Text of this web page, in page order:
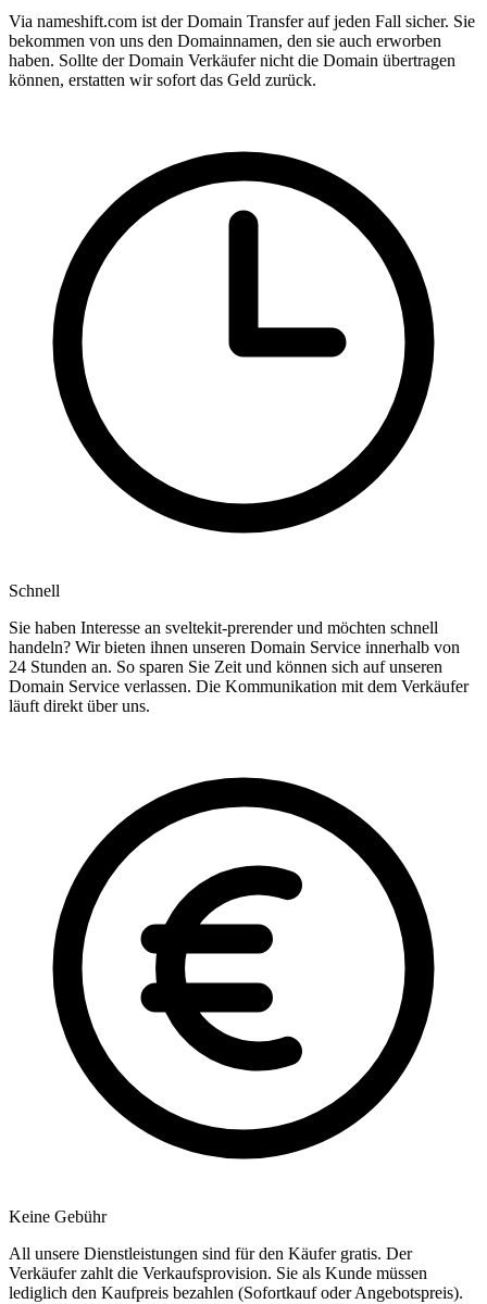
Via nameshift.com ist der Domain Transfer auf jeden Fall sicher. Sie
bekommen von uns den Domainnamen, den sie auch erworben
haben. Sollte der Domain Verkäufer nicht die Domain übertragen
können, erstatten wir sofort das Geld zurück.
Schnell
Sie haben Interesse an sveltekit-prerender und möchten schnell
handeln? Wir bieten ihnen unseren Domain Service innerhalb von
24 Stunden an. So sparen Sie Zeit und können sich auf unseren
Domain Service verlassen. Die Kommunikation mit dem Verkäufer
läuft direkt über uns.
Keine Gebühr
All unsere Dienstleistungen sind für den Käufer gratis. Der
Verkäufer zahlt die Verkaufsprovision. Sie als Kunde müssen
lediglich den Kaufpreis bezahlen (Sofortkauf oder Angebotspreis).